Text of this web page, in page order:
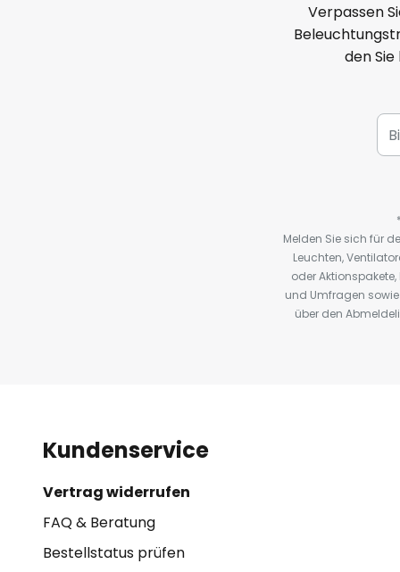
Verpassen
den
Melden Sie sich für
Leuchten,
oder
und Umfragen
über den
Kundenservice
Vertrag widerrufen
FAQ & Beratung
Bestellstatus prüfen